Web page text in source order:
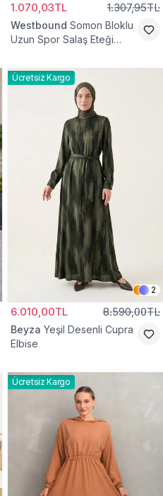
1.070,03TL 1.307,95TL
Westbound Somon Bloklu
Uzun Spor Salaş Eteği
Ücretsiz Kargo
2
6.010,00TL 8.590,00TL
Beyza Yeşil Desenli Cupra
Elbise
Ücretsiz Kargo